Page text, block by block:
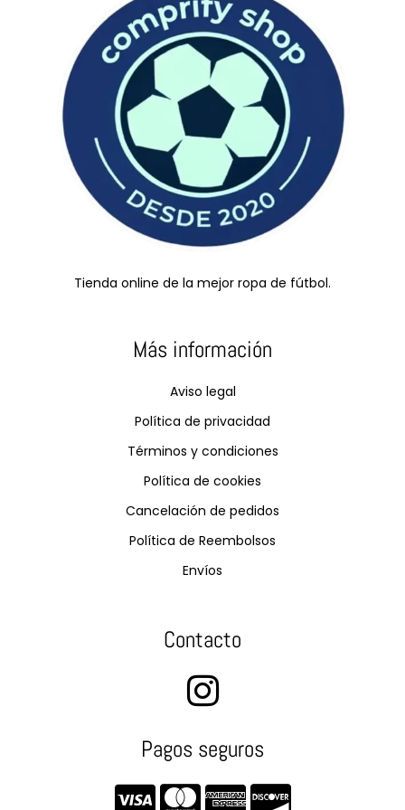
Tienda online de la mejor ropa de fútbol.
Más información
Aviso legal
Política de privacidad
Términos y condiciones
Política de cookies
Cancelación de pedidos
Política de Reembolsos
Envíos
Contacto
Pagos seguros